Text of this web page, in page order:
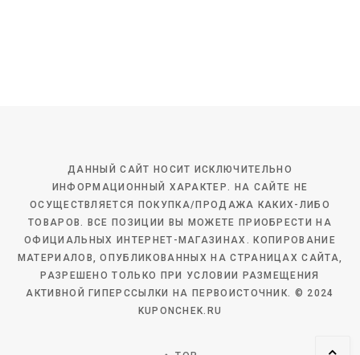
ДАННЫЙ САЙТ НОСИТ ИСКЛЮЧИТЕЛЬНО
ИНФОРМАЦИОННЫЙ ХАРАКТЕР. НА САЙТЕ НЕ
ОСУЩЕСТВЛЯЕТСЯ ПОКУПКА/ПРОДАЖА КАКИХ-ЛИБО
ТОВАРОВ. ВСЕ ПОЗИЦИИ ВЫ МОЖЕТЕ ПРИОБРЕСТИ НА
ОФИЦИАЛЬНЫХ ИНТЕРНЕТ-МАГАЗИНАХ. КОПИРОВАНИЕ
МАТЕРИАЛОВ, ОПУБЛИКОВАННЫХ НА СТРАНИЦАХ САЙТА,
РАЗРЕШЕНО ТОЛЬКО ПРИ УСЛОВИИ РАЗМЕЩЕНИЯ
АКТИВНОЙ ГИПЕРССЫЛКИ НА ПЕРВОИСТОЧНИК. © 2024
KUPONCHEK.RU